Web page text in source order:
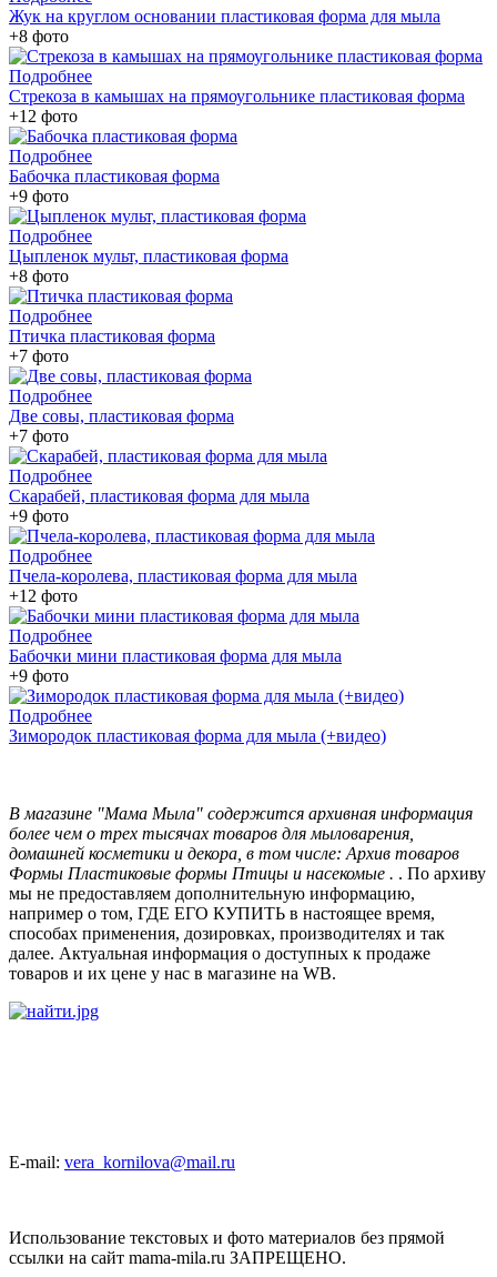
Жук на круглом основании пластиковая форма для мыла
+8 фото
Подробнее
Стрекоза в камышах на прямоугольнике пластиковая форма
+12 фото
Подробнее
Бабочка пластиковая форма
+9 фото
Подробнее
Цыпленок мульт, пластиковая форма
+8 фото
Подробнее
Птичка пластиковая форма
+7 фото
Подробнее
Две совы, пластиковая форма
+7 фото
Подробнее
Скарабей, пластиковая форма для мыла
+9 фото
Подробнее
Пчела-королева, пластиковая форма для мыла
+12 фото
Подробнее
Бабочки мини пластиковая форма для мыла
+9 фото
Подробнее
Зимородок пластиковая форма для мыла (+видео)
В магазине "Мама Мыла" содержится архивная информация
более чем о трех тысячах товаров для мыловарения,
домашней косметики и декора, в том числе: Архив товаров
Формы Пластиковые формы Птицы и насекомые . . По архиву
мы не предоставляем дополнительную информацию,
например о том, ГДЕ ЕГО КУПИТЬ в настоящее время,
способах применения, дозировках, производителях и так
далее. Актуальная информация о доступных к продаже
товаров и их цене у нас в магазине на WB.
E-mail: vera_kornilova@mail.ru
Использование текстовых и фото материалов без прямой
ссылки на сайт mama-mila.ru ЗАПРЕЩЕНО.